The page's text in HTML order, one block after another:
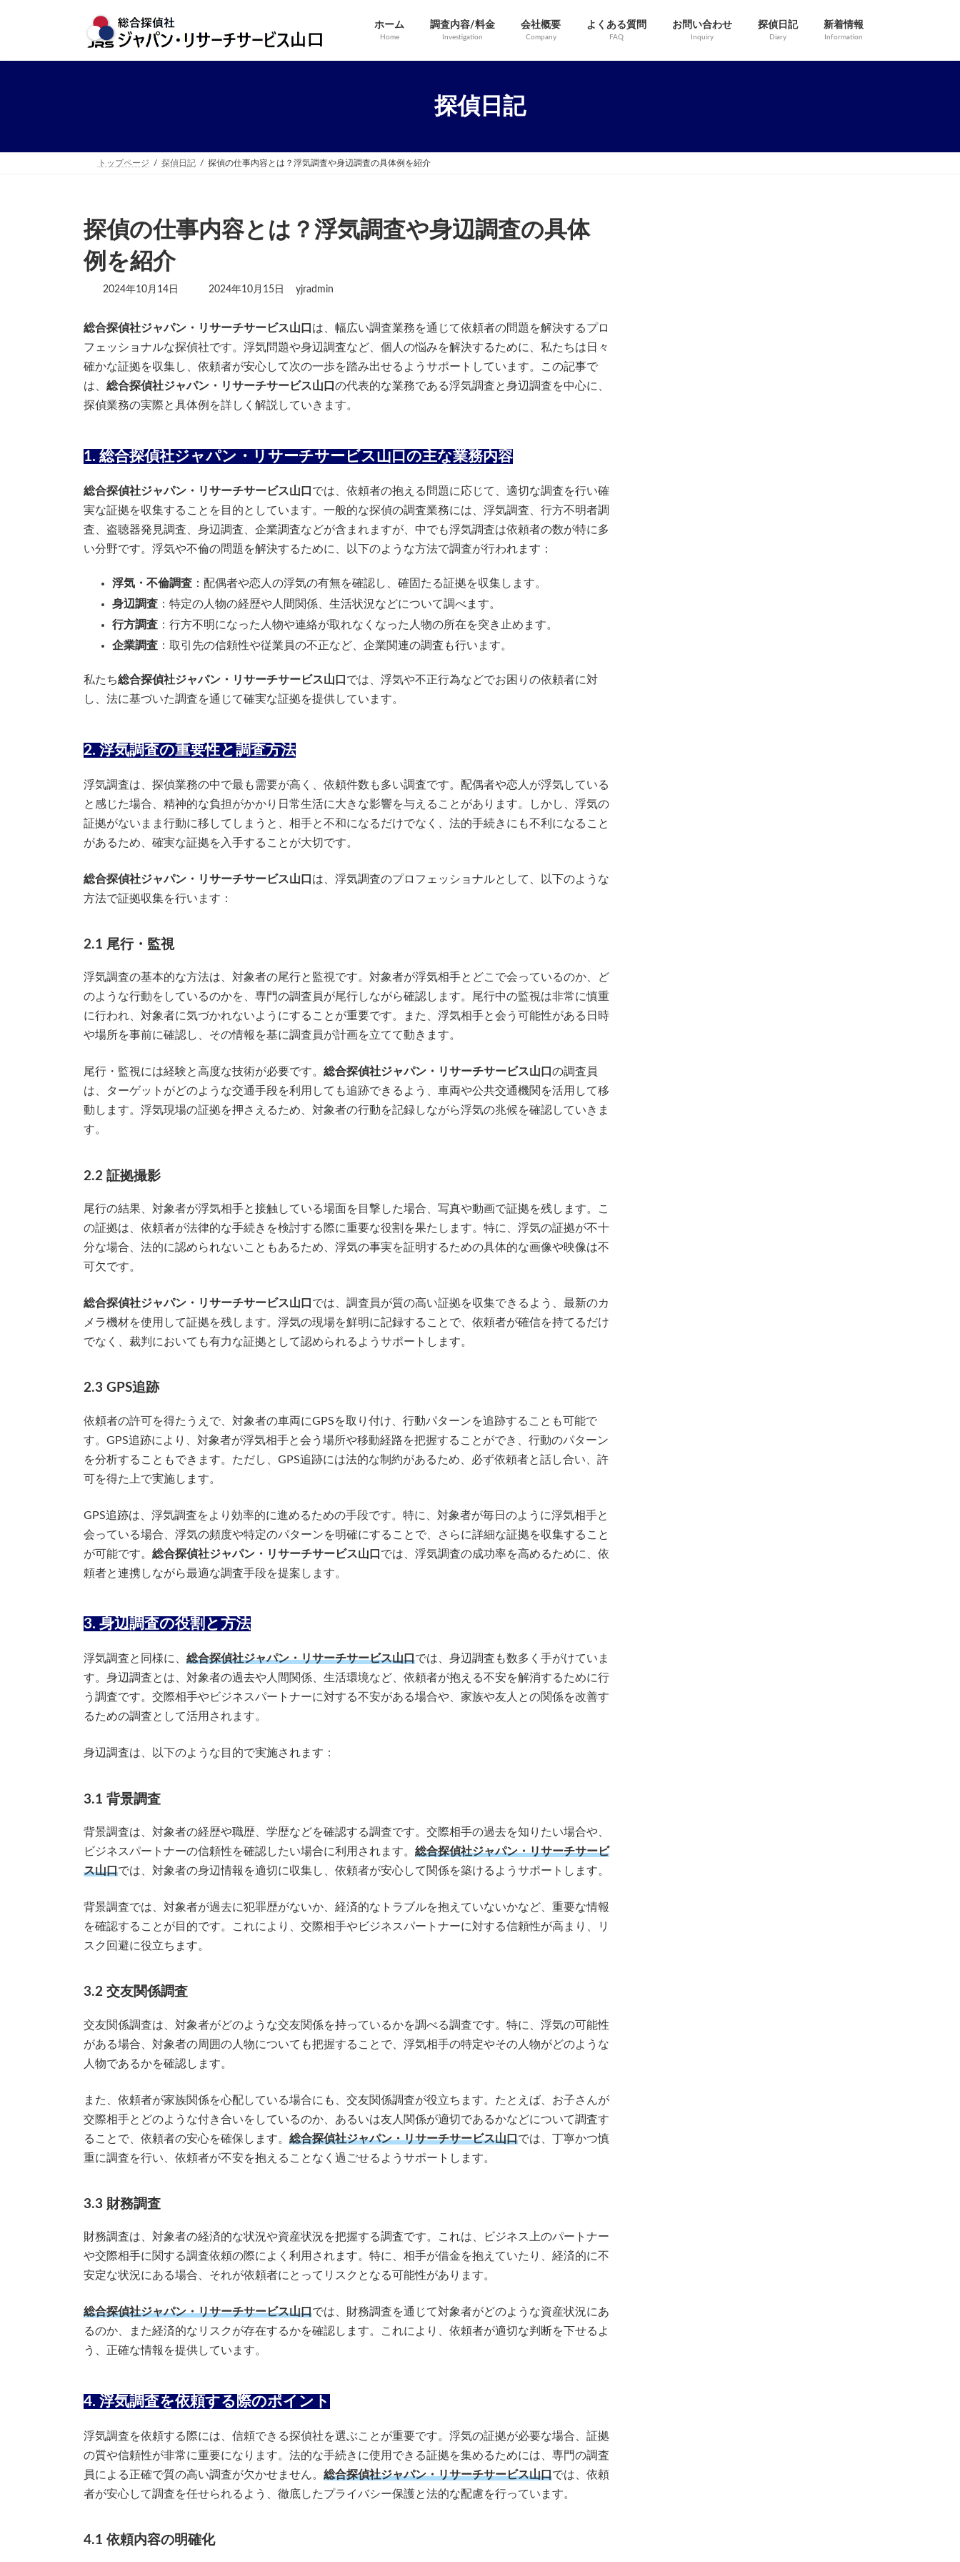
ホーム
Home
調査内容/料金
Investigation
会社概要
Company
よくある質問
FAQ
お問い合わせ
Inquiry
探偵日記
Diary
新着情報
Information
探偵日記
トップページ 探偵日記 探偵の仕事内容とは？浮気調査や身辺調査の具体例を紹介
探偵の仕事内容とは？浮気調査や身辺調査の具体
例を紹介
2024年10月14日
最
新
時
:
2024年10月15日 yjradmin
総合探偵社ジャパン・リサーチサービス山口 は、幅広い調査業務を通じて依頼者の問題を解決するプロ
フェッショナルな探偵社です。浮気問題や身辺調査など、個人の悩みを解決するために、私たちは日々
確かな証拠を収集し、依頼者が安心して次の一歩を踏み出せるようサポートしています。この記事で
は、 総合探偵社ジャパン・リサーチサービス山口 の代表的な業務である浮気調査と身辺調査を中心に、
探偵業務の実際と具体例を詳しく解説していきます。
1. 総合探偵社ジャパン・リサーチサービス山口の主な業務内容
総合探偵社ジャパン・リサーチサービス山口 では、依頼者の抱える問題に応じて、適切な調査を行い確
実な証拠を収集することを目的としています。一般的な探偵の調査業務には、浮気調査、行方不明者調
査、盗聴器発見調査、身辺調査、企業調査などが含まれますが、中でも浮気調査は依頼者の数が特に多
い分野です。浮気や不倫の問題を解決するために、以下のような方法で調査が行われます：
浮気・不倫調査 ：配偶者や恋人の浮気の有無を確認し、確固たる証拠を収集します。
身辺調査 ：特定の人物の経歴や人間関係、生活状況などについて調べます。
行方調査 ：行方不明になった人物や連絡が取れなくなった人物の所在を突き止めます。
企業調査 ：取引先の信頼性や従業員の不正など、企業関連の調査も行います。
私たち総合探偵社ジャパン・リサーチサービス山口 では、浮気や不正行為などでお困りの依頼者に対
し、法に基づいた調査を通じて確実な証拠を提供しています。
2. 浮気調査の重要性と調査方法
浮気調査は、探偵業務の中で最も需要が高く、依頼件数も多い調査です。配偶者や恋人が浮気している
と感じた場合、精神的な負担がかかり日常生活に大きな影響を与えることがあります。しかし、浮気の
証拠がないまま行動に移してしまうと、相手と不和になるだけでなく、法的手続きにも不利になること
があるため、確実な証拠を入手することが大切です。
総合探偵社ジャパン・リサーチサービス山口 は、浮気調査のプロフェッショナルとして、以下のような
方法で証拠収集を行います：
2.1 尾行・監視
浮気調査の基本的な方法は、対象者の尾行と監視です。対象者が浮気相手とどこで会っているのか、ど
のような行動をしているのかを、専門の調査員が尾行しながら確認します。尾行中の監視は非常に慎重
に行われ、対象者に気づかれないようにすることが重要です。また、浮気相手と会う可能性がある日時
や場所を事前に確認し、その情報を基に調査員が計画を立てて動きます。
尾行・監視には経験と高度な技術が必要です。 総合探偵社ジャパン・リサーチサービス山口 の調査員
は、ターゲットがどのような交通手段を利用しても追跡できるよう、車両や公共交通機関を活用して移
動します。浮気現場の証拠を押さえるため、対象者の行動を記録しながら浮気の兆候を確認していきま
す。
2.2 証拠撮影
尾行の結果、対象者が浮気相手と接触している場面を目撃した場合、写真や動画で証拠を残します。こ
の証拠は、依頼者が法律的な手続きを検討する際に重要な役割を果たします。特に、浮気の証拠が不十
分な場合、法的に認められないこともあるため、浮気の事実を証明するための具体的な画像や映像は不
可欠です。
総合探偵社ジャパン・リサーチサービス山口 では、調査員が質の高い証拠を収集できるよう、最新のカ
メラ機材を使用して証拠を残します。浮気の現場を鮮明に記録することで、依頼者が確信を持てるだけ
でなく、裁判においても有力な証拠として認められるようサポートします。
2.3 GPS追跡
依頼者の許可を得たうえで、対象者の車両にGPSを取り付け、行動パターンを追跡することも可能で
す。GPS追跡により、対象者が浮気相手と会う場所や移動経路を把握することができ、行動のパターン
を分析することもできます。ただし、GPS追跡には法的な制約があるため、必ず依頼者と話し合い、許
可を得た上で実施します。
GPS追跡は、浮気調査をより効率的に進めるための手段です。特に、対象者が毎日のように浮気相手と
会っている場合、浮気の頻度や特定のパターンを明確にすることで、さらに詳細な証拠を収集すること
が可能です。 総合探偵社ジャパン・リサーチサービス山口 では、浮気調査の成功率を高めるために、依
頼者と連携しながら最適な調査手段を提案します。
3. 身辺調査の役割と方法
浮気調査と同様に、 総合探偵社ジャパン・リサーチサービス山口では、身辺調査も数多く手がけていま
す。身辺調査とは、対象者の過去や人間関係、生活環境など、依頼者が抱える不安を解消するために行
う調査です。交際相手やビジネスパートナーに対する不安がある場合や、家族や友人との関係を改善す
るための調査として活用されます。
身辺調査は、以下のような目的で実施されます：
3.1 背景調査
背景調査は、対象者の経歴や職歴、学歴などを確認する調査です。交際相手の過去を知りたい場合や、
ビジネスパートナーの信頼性を確認したい場合に利用されます。 総合探偵社ジャパン・リサーチサービ
ス山口では、対象者の身辺情報を適切に収集し、依頼者が安心して関係を築けるようサポートします。
背景調査では、対象者が過去に犯罪歴がないか、経済的なトラブルを抱えていないかなど、重要な情報
を確認することが目的です。これにより、交際相手やビジネスパートナーに対する信頼性が高まり、リ
スク回避に役立ちます。
3.2 交友関係調査
交友関係調査は、対象者がどのような交友関係を持っているかを調べる調査です。特に、浮気の可能性
がある場合、対象者の周囲の人物についても把握することで、浮気相手の特定やその人物がどのような
人物であるかを確認します。
また、依頼者が家族関係を心配している場合にも、交友関係調査が役立ちます。たとえば、お子さんが
交際相手とどのような付き合いをしているのか、あるいは友人関係が適切であるかなどについて調査す
ることで、依頼者の安心を確保します。 総合探偵社ジャパン・リサーチサービス山口では、丁寧かつ慎
重に調査を行い、依頼者が不安を抱えることなく過ごせるようサポートします。
3.3 財務調査
財務調査は、対象者の経済的な状況や資産状況を把握する調査です。これは、ビジネス上のパートナー
や交際相手に関する調査依頼の際によく利用されます。特に、相手が借金を抱えていたり、経済的に不
安定な状況にある場合、それが依頼者にとってリスクとなる可能性があります。
総合探偵社ジャパン・リサーチサービス山口では、財務調査を通じて対象者がどのような資産状況にあ
るのか、また経済的なリスクが存在するかを確認します。これにより、依頼者が適切な判断を下せるよ
う、正確な情報を提供しています。
4. 浮気調査を依頼する際のポイント
浮気調査を依頼する際には、信頼できる探偵社を選ぶことが重要です。浮気の証拠が必要な場合、証拠
の質や信頼性が非常に重要になります。法的な手続きに使用できる証拠を集めるためには、専門の調査
員による正確で質の高い調査が欠かせません。 総合探偵社ジャパン・リサーチサービス山口では、依頼
者が安心して調査を任せられるよう、徹底したプライバシー保護と法的な配慮を行っています。
4.1 依頼内容の明確化